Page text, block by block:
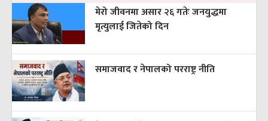
मेरो जीवनमा असार २६ गतेः जनयुद्धमा
मृत्युलाई जितेको दिन
समाजवाद र नेपालको परराष्ट्र नीति